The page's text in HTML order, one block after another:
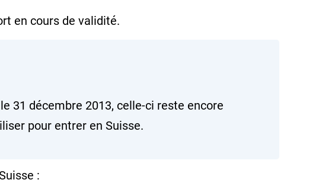
en cours de validité.
31 décembre 2013, celle-ci reste encore
pour entrer en Suisse.
: